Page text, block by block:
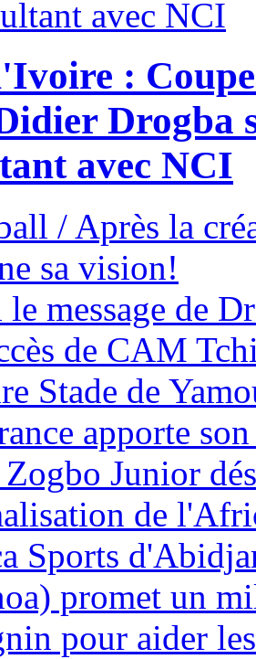
:
Drogba
avec NCI
/ Après la
sa vision!
message de
de CAM
Stade de
apporte
Junior
de
Sports
promet un
pour aider